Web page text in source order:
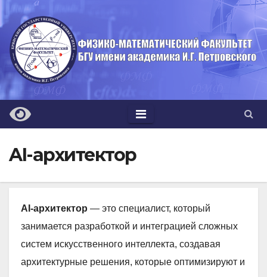
Перейти
к
содержимому
AI-архитектор
AI-архитектор — это специалист, который
занимается разработкой и интеграцией сложных
систем искусственного интеллекта, создавая
архитектурные решения, которые оптимизируют и